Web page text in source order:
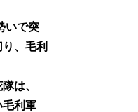
で突
、毛利
は、
利軍